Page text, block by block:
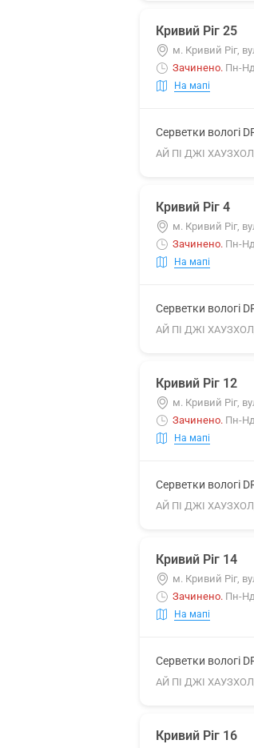
Кривий Ріг 25
м. Кривий Ріг,
Зачинено. Пн-
На мапі
Серветки вологі
АЙ ПІ ДЖІ
Кривий Ріг 4
м. Кривий Ріг,
Зачинено. Пн-
На мапі
Серветки вологі
АЙ ПІ ДЖІ
Кривий Ріг 12
м. Кривий Ріг,
Зачинено. Пн-
На мапі
Серветки вологі
АЙ ПІ ДЖІ
Кривий Ріг 14
м. Кривий Ріг,
Зачинено. Пн-
На мапі
Серветки вологі
АЙ ПІ ДЖІ
Кривий Ріг 16